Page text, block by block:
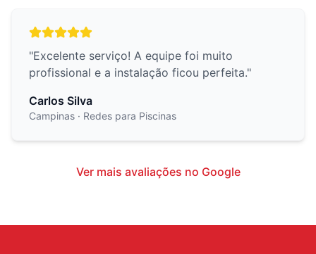
"Excelente serviço! A equipe foi muito
profissional e a instalação ficou perfeita."
Carlos Silva
Campinas · Redes para Piscinas
Ver mais avaliações no Google